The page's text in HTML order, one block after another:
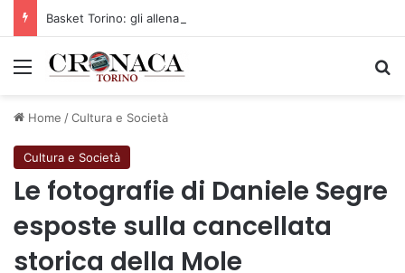
Menu
Home /Cultura e Società
Cultura e Società
Le fotografie di Daniele Segre
esposte sulla cancellata
storica della Mole